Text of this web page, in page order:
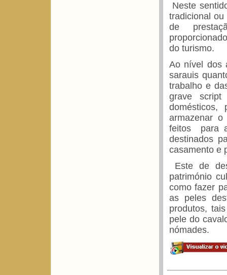
Neste
tradicional
de
do turismo.
Ao nível dos
sarauis
trabalho e
grave
armazenar
feitos para a
destinados
casamento e
Este de
património
como fazer
as peles
produtos,
pele do
nómades.